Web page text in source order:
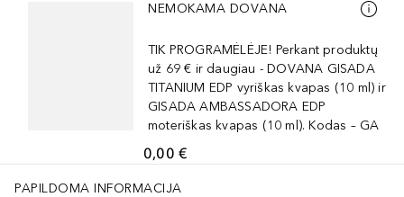
NEMOKAMA DOVANA
TIK PROGRAMĖLĖJE! Perkant produktų
už 69 € ir daugiau - DOVANA GISADA
TITANIUM EDP vyriškas kvapas (10 ml) ir
GISADA AMBASSADORA EDP
moteriškas kvapas (10 ml). Kodas – GA
0,00 €
PAPILDOMA INFORMACIJA